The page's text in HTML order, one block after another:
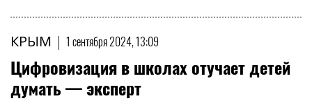
КРЫМ | 1 сентября 2024, 13:09
Цифровизация в школах отучает детей
думать — эксперт